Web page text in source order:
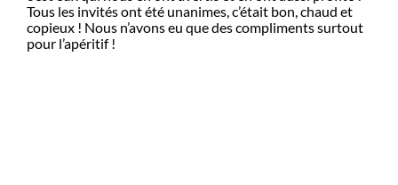
Tous les invités ont été unanimes, c’était bon, chaud et
copieux ! Nous n’avons eu que des compliments surtout
pour l’apéritif !